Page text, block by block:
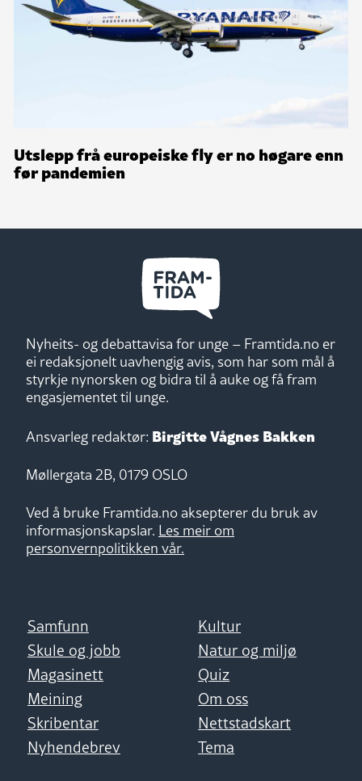
Utslepp frå europeiske fly er no høgare enn
før pandemien
Nyheits- og debattavisa for unge – Framtida.no er
ei redaksjonelt uavhengig avis, som har som mål å
styrkje nynorsken og bidra til å auke og få fram
engasjementet til unge.
Ansvarleg redaktør: Birgitte Vågnes Bakken
Møllergata 2B, 0179 OSLO
Ved å bruke Framtida.no aksepterer du bruk av
informasjonskapslar. Les meir om
personvernpolitikken vår.
Samfunn
Kultur
Skule og jobb
Natur og miljø
Magasinett
Quiz
Meining
Om oss
Skribentar
Nettstadskart
Nyhendebrev
Tema